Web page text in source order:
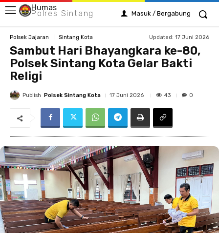
Humas
Polres Sintang Masuk / Bergabung
Polsek Jajaran Sintang Kota Updated: 17 Juni 2026
Sambut Hari Bhayangkara ke-80,
Polsek Sintang Kota Gelar Bakti
Religi
Publish Polsek Sintang Kota 17 Juni 2026 43 0